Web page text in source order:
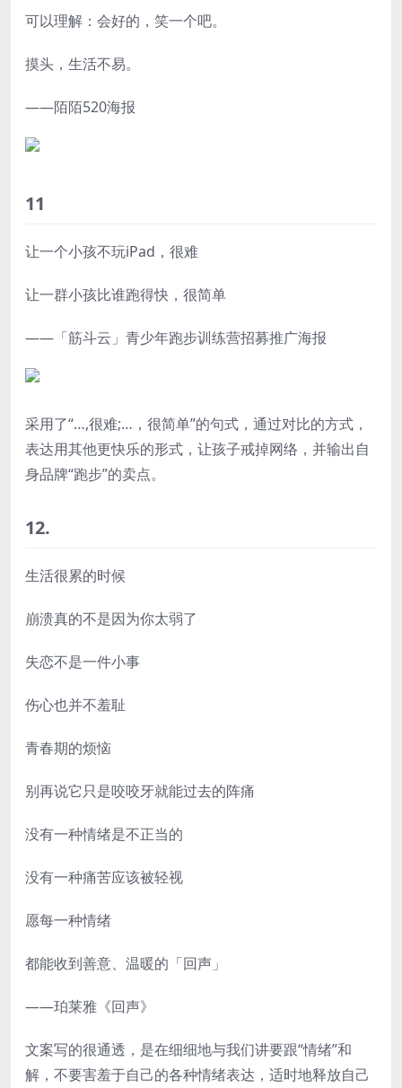
可以理解：会好的，笑一个吧。
摸头，生活不易。
——陌陌520海报
11
让一个小孩不玩iPad，很难
让一群小孩比谁跑得快，很简单
——「筋斗云」青少年跑步训练营招募推广海报
采用了“…,很难;…，很简单”的句式，通过对比的方式，
表达用其他更快乐的形式，让孩子戒掉网络，并输出自
身品牌“跑步”的卖点。
12.
生活很累的时候
崩溃真的不是因为你太弱了
失恋不是一件小事
伤心也并不羞耻
青春期的烦恼
别再说它只是咬咬牙就能过去的阵痛
没有一种情绪是不正当的
没有一种痛苦应该被轻视
愿每一种情绪
都能收到善意、温暖的「回声」
——珀莱雅《回声》
文案写的很通透，是在细细地与我们讲要跟“情绪”和
解，不要害羞于自己的各种情绪表达，适时地释放自己